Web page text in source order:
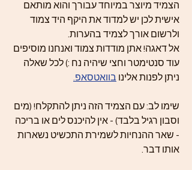
הצמיד מיוצר במיוחד עבורך והוא מותאם
אישית לכן יש למדוד את היקף היד צמוד
ולרשום אורך לצמיד בהערות.
אל דאגה! אתן מודדות צמוד ואנחנו מוסיפים
עוד סנטימטר וחצי שיהיה נח :) לכל שאלה
ניתן לפנות אלינו בוואטסאפ.
שימו לב: עם הצמיד הזה ניתן להתקלח! (מים
וסבון רגיל בלבד) - אין להיכנס לים או בריכה
- שאר ההנחיות לשמירת התכשיט נשארות
אותו דבר.